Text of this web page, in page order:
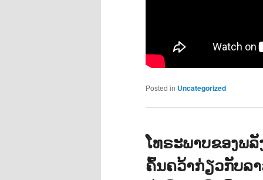
Posted in Uncategorized
ໂທຣະພາບຂອງພ
ຄົ້ນຄວ້າກ່ຽວກັບລ